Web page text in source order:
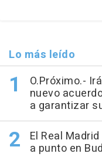
Lo más leído
O.Próximo.-
nuevo
a garantizar
El Real
a punto en